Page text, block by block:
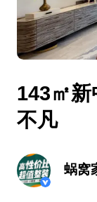
143㎡
不凡
蜗窝